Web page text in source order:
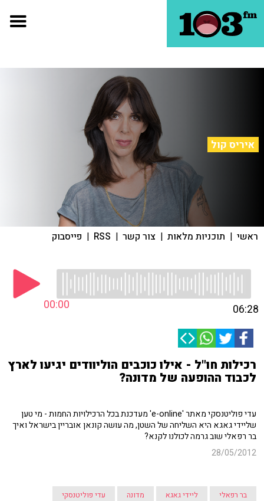
איריס קול
ראשי | תוכניות מלאות | צור קשר |
RSS
| פייסבוק
00:00 06:28
רכילות חו"ל - אילו כוכבים הוליוודים יגיעו לארץ
לכבוד ההופעה של מדונה?
עדי פוליטנסקי מאתר 'e-online' מעדכנת בכל הרכילויות החמות - מי טען
שליידי גאגא היא השליחה של השטן, מה עושה קונאן אובריין בישראל ואיך
בר רפאלי שוב גרמה לכולנו לקנא?
28/05/2012
בר רפאלי ליידי גאגא מדונה
עדי פוליטנסקי